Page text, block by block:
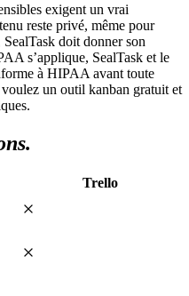
exigent un vrai
reste privé, même pour
doit donner son
s’applique, SealTask et le
à HIPAA avant toute
un outil kanban gratuit et
Trello